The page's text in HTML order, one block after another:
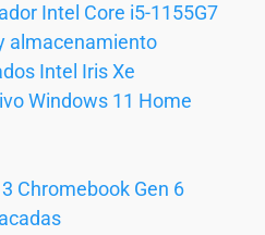
Intel Core i5-1155G7
almacenamiento
Intel Iris Xe
Windows 11 Home
Chromebook Gen 6